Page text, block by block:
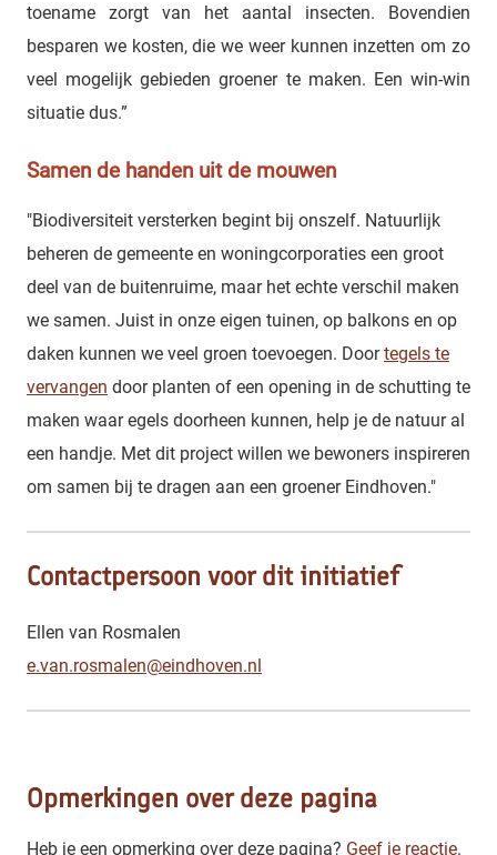
toename zorgt van het aantal insecten. Bovendien
besparen we kosten, die we weer kunnen inzetten om zo
veel mogelijk gebieden groener te maken. Een win-win
situatie dus.”
Samen de handen uit de mouwen
"Biodiversiteit versterken begint bij onszelf. Natuurlijk
beheren de gemeente en woningcorporaties een groot
deel van de buitenruime, maar het echte verschil maken
we samen. Juist in onze eigen tuinen, op balkons en op
daken kunnen we veel groen toevoegen. Doortegels te
vervangen door planten of een opening in de schutting te
maken waar egels doorheen kunnen, help je de natuur al
een handje. Met dit project willen we bewoners inspireren
om samen bij te dragen aan een groener Eindhoven."
Contactpersoon voor dit initiatief
Ellen van Rosmalen
e.van.rosmalen@eindhoven.nl
Opmerkingen over deze pagina
Heb je een opmerking over deze pagina? Geef je reactie.